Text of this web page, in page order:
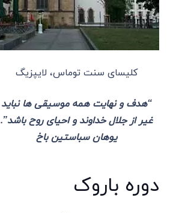
کلیسای سنت توماس، لایپزیگ
“هدف و نهایت همه موسیقی ها نباید
غیر از جلال خداوند و احیای روح باشد”.
یوهان سباستین باخ
دوره باروک